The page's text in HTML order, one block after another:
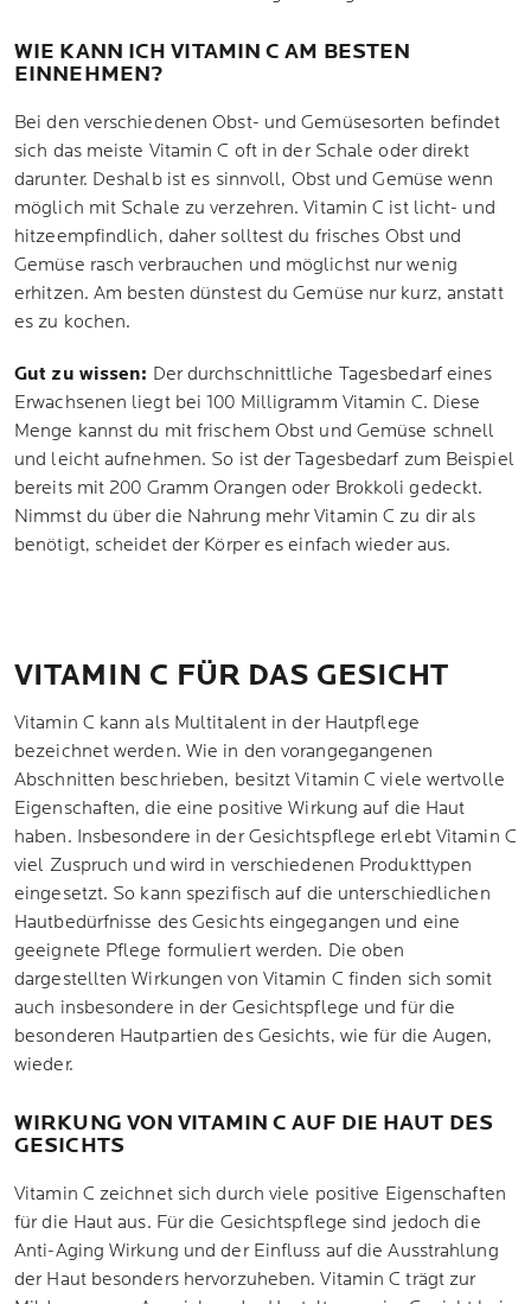
WIE KANN ICH VITAMIN C AM BESTEN
EINNEHMEN?
Bei den verschiedenen Obst- und Gemüsesorten befindet
sich das meiste Vitamin C oft in der Schale oder direkt
darunter. Deshalb ist es sinnvoll, Obst und Gemüse wenn
möglich mit Schale zu verzehren. Vitamin C ist licht- und
hitzeempfindlich, daher solltest du frisches Obst und
Gemüse rasch verbrauchen und möglichst nur wenig
erhitzen. Am besten dünstest du Gemüse nur kurz, anstatt
es zu kochen.
Gut zu wissen: Der durchschnittliche Tagesbedarf eines
Erwachsenen liegt bei 100 Milligramm Vitamin C. Diese
Menge kannst du mit frischem Obst und Gemüse schnell
und leicht aufnehmen. So ist der Tagesbedarf zum Beispiel
bereits mit 200 Gramm Orangen oder Brokkoli gedeckt.
Nimmst du über die Nahrung mehr Vitamin C zu dir als
benötigt, scheidet der Körper es einfach wieder aus.
VITAMIN C FÜR DAS GESICHT
Vitamin C kann als Multitalent in der Hautpflege
bezeichnet werden. Wie in den vorangegangenen
Abschnitten beschrieben, besitzt Vitamin C viele wertvolle
Eigenschaften, die eine positive Wirkung auf die Haut
haben. Insbesondere in der Gesichtspflege erlebt Vitamin C
viel Zuspruch und wird in verschiedenen Produkttypen
eingesetzt. So kann spezifisch auf die unterschiedlichen
Hautbedürfnisse des Gesichts eingegangen und eine
geeignete Pflege formuliert werden. Die oben
dargestellten Wirkungen von Vitamin C finden sich somit
auch insbesondere in der Gesichtspflege und für die
besonderen Hautpartien des Gesichts, wie für die Augen,
wieder.
WIRKUNG VON VITAMIN C AUF DIE HAUT DES
GESICHTS
Vitamin C zeichnet sich durch viele positive Eigenschaften
für die Haut aus. Für die Gesichtspflege sind jedoch die
Anti-Aging Wirkung und der Einfluss auf die Ausstrahlung
der Haut besonders hervorzuheben. Vitamin C trägt zur